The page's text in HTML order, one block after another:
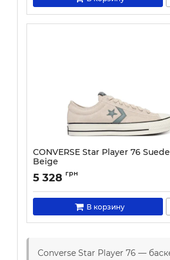
CONVERSE Star Player 76 Suede
Beige
Артикул: 0000306041547-40
5 328 грн
В корзину
Converse Star Player 76 —